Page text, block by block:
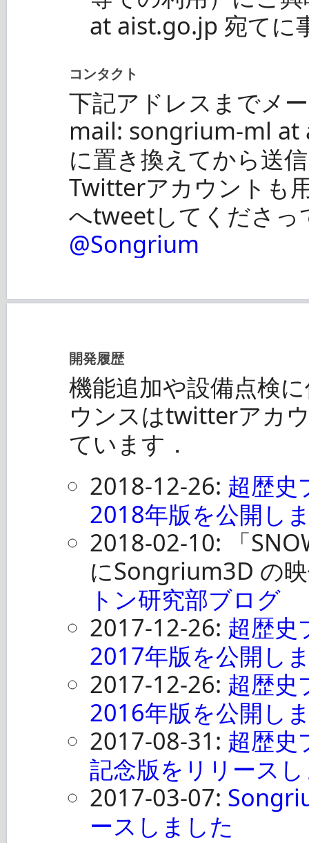
at aist.go.jp 宛てに
コンタクト
下記アドレスまでメ
mail: songrium-ml at
に置き換えてから送
Twitterアカウントも
へtweetしてくださ
@Songrium
開発履歴
機能追加や設備点検
ウンスはtwitterアカ
ています．
2018-12-26: 超歴史
2018年版を公開し
2018-02-10: 「
にSongrium3D の
トン研究部ブログ
2017-12-26: 超歴史
2017年版を公開し
2017-12-26: 超歴史
2016年版を公開し
2017-08-31: 超歴史
記念版をリリース
2017-03-07:
ースしました